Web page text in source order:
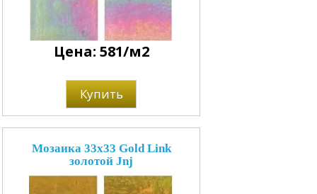
Цена: 581/м2
Купить
Мозаика 33x33 Gold Link
золотой Jnj